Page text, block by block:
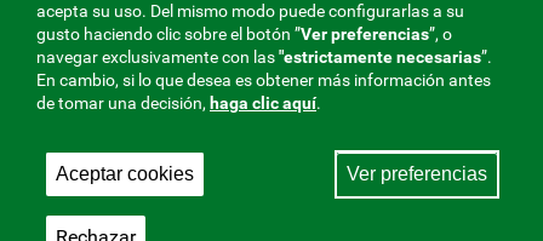
MENÚ
REDES
SOCIALES
V20
Aviso legal|Privacidad
Mutua Colaboradora con la Seguridad Social, 275.
acepta su uso. Del mismo modo puede configurarlas a su
gusto haciendo clic sobre el botón ”Ver preferencias”, o
navegar exclusivamente con las"estrictamentenecesarias”.
En cambio, si lo que desea es obtener más información antes
de tomar una decisión, haga clic aquí.
Aceptar cookies Ver preferencias